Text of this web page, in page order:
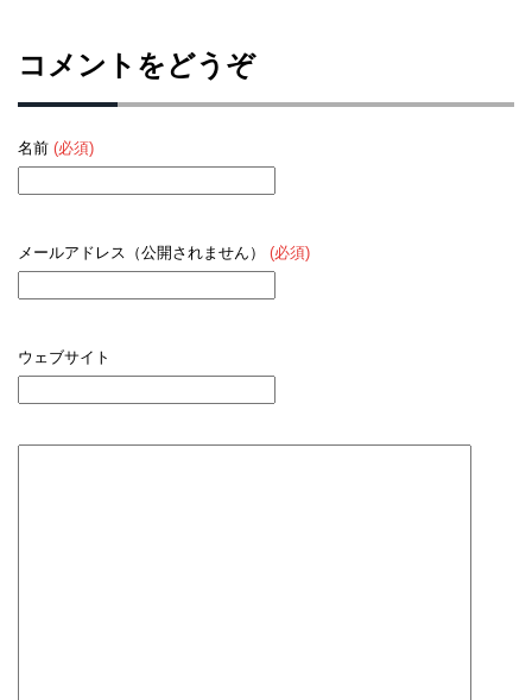
コメントをどうぞ
名前 (必須)
メールアドレス（公開されません） (必須)
ウェブサイト